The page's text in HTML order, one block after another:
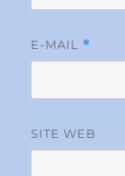
E-MAIL *
SITE WEB